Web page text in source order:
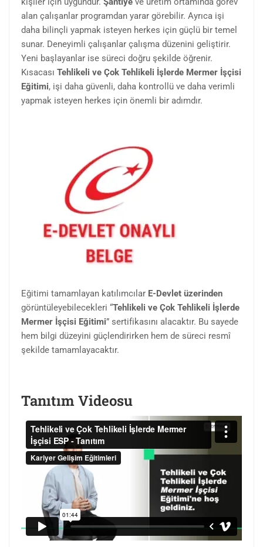
alan çalışanlar programdan yarar görebilir. Ayrıca işi
daha bilinçli yapmak isteyen herkes için güçlü bir temel
sunar. Deneyimli çalışanlar çalışma düzenini geliştirir.
Yeni başlayanlar ise süreci doğru şekilde öğrenir.
Kısacası Tehlikeli ve Çok Tehlikeli İşlerde Mermer İşçisi
Eğitimi, işi daha güvenli, daha kontrollü ve daha verimli
yapmak isteyen herkes için önemli bir adımdır.
Eğitimi tamamlayan katılımcılar E-Devlet üzerinden
görüntüleyebilecekleri “Tehlikeli ve Çok Tehlikeli İşlerde
Mermer İşçisi Eğitimi” sertifikasını alacaktır. Bu sayede
hem bilgi düzeyini güçlendirirken hem de süreci resmî
şekilde tamamlayacaktır.
Tanıtım Videosu